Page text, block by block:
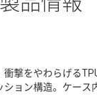
撃をやわらげる
ョン構造。ケー